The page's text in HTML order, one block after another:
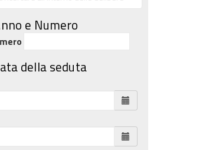
e Numero
della seduta